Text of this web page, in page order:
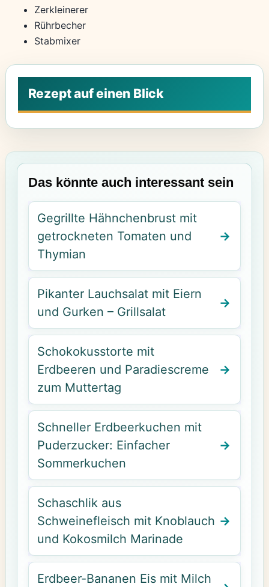
Zerkleinerer
Rührbecher
Stabmixer
Das könnte auch interessant sein
Gegrillte Hähnchenbrust mit
getrockneten Tomaten und
Thymian
Pikanter Lauchsalat mit Eiern
und Gurken – Grillsalat
Schokokusstorte mit
Erdbeeren und Paradiescreme
zum Muttertag
Schneller Erdbeerkuchen mit
Puderzucker: Einfacher
Sommerkuchen
Schaschlik aus
Schweinefleisch mit Knoblauch
und Kokosmilch Marinade
Erdbeer-Bananen Eis mit Milch